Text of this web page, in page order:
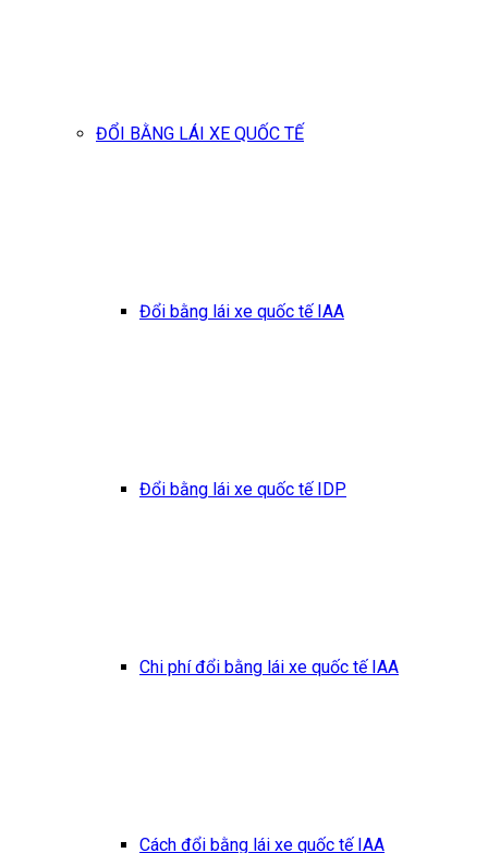
ĐỔI BẰNG LÁI XE QUỐC TẾ
Đổi bằng lái xe quốc tế IAA
Đổi bằng lái xe quốc tế IDP
Chi phí đổi bằng lái xe quốc tế IAA
Cách đổi bằng lái xe quốc tế IAA